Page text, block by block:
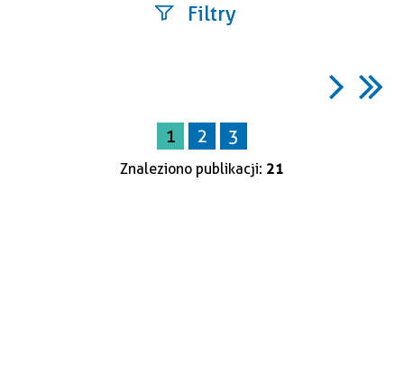
Filtry
Kategoria
1 2 3
Znaleziono publikacji: 21